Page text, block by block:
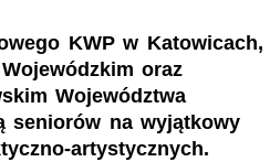
KWP w Katowicach,
oraz
Województwa
seniorów na wyjątkowy
artystycznych.